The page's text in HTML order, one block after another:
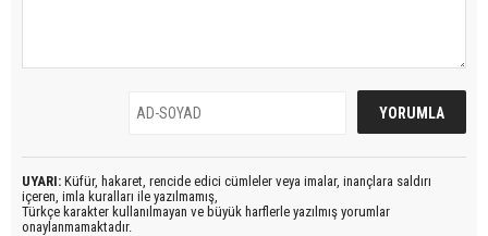
UYARI: Küfür, hakaret, rencide edici cümleler veya imalar, inançlara saldırı
içeren, imla kuralları ile yazılmamış,
Türkçe karakter kullanılmayan ve büyük harflerle yazılmış yorumlar
onaylanmamaktadır.